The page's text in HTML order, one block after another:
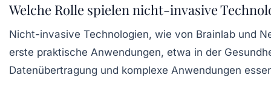
Welche Rolle spielen nicht-invasive
Nicht-invasive Technologien, wie von Brainlab und
erste praktische Anwendungen, etwa in der
Datenübertragung und komplexe Anwendungen